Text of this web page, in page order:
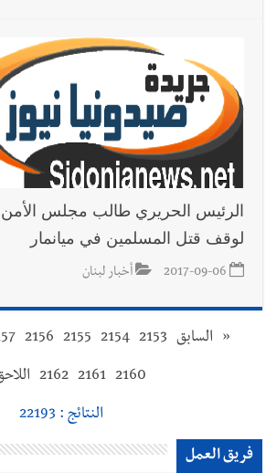
الرئيس الحريري طالب مجلس الأمن
لوقف قتل المسلمين في ميانمار
2017-09-06 أخبار لبنان
« السابق 2153
2154
2155
2156
2160
2161
2162
النتائج : 22193
فريق العمل